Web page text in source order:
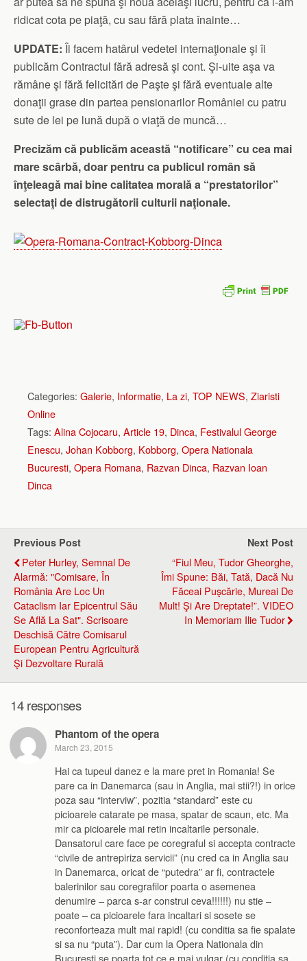
ridicat cota pe piaţă, cu sau fără plata înainte…
UPDATE: Îi facem hatârul vedetei internaţionale şi îi
publicăm Contractul fără adresă şi cont. Şi-uite aşa va
rămâne şi fără felicitări de Paşte şi fără eventuale alte
donaţii grase din partea pensionarilor României cu patru
sute de lei pe lună după o viaţă de muncă…
Precizăm că publicăm această “notificare” cu cea mai
mare scârbă, doar pentru ca publicul român să
înţeleagă mai bine calitatea morală a “prestatorilor”
selectaţi de distrugătorii culturii naţionale.
Categories: Galerie, Informatie, La zi, TOP NEWS, Ziaristi
Online
Tags: Alina Cojocaru, Article 19, Dinca, Festivalul George
Enescu, Johan Kobborg, Kobborg, Opera Nationala
Bucuresti, Opera Romana, Razvan Dinca, Razvan Ioan
Dinca
Previous Post
Peter Hurley, Semnal De
Alarmă: "Comisare, În
România Are Loc Un
Cataclism Iar Epicentrul Său
Se Află La Sat". Scrisoare
Deschisă Către Comisarul
European Pentru Agricultură
Şi Dezvoltare Rurală
Next Post
“Fiul Meu, Tudor Gheorghe,
Îmi Spune: Băi, Tată, Dacă Nu
Făceai Puşcărie, Mureai De
Mult! Şi Are Dreptate!”. VIDEO
In Memoriam Ilie Tudor
14 responses
Phantom of the opera
March 23, 2015
Hai ca tupeul danez e la mare pret in Romania! Se
pare ca in Danemarca (sau in Anglia, mai stii?!) in orice
poza sau “interviw”, pozitia “standard” este cu
picioarele catarate pe masa, spatar de scaun, etc. Ma
mir ca picioarele mai retin incaltarile personale.
Dansatorul care face pe coregraful si accepta contracte
“civile de antrepiriza servicii” (nu cred ca in Anglia sau
in Danemarca, oricat de “putedra” ar fi, contractele
balerinilor sau coregrafilor poarta o asemenea
denumire – parca s-ar construi ceva!!!!!!) nu stie –
poate – ca picioarele fara incaltari si sosete se
reconforteaza mult mai rapid! (cu conditia sa fie spalate
si sa nu “puta”). Dar cum la Opera Nationala din
Bucuresti se poarta tot ce e mai vulgar (cu conditia sa